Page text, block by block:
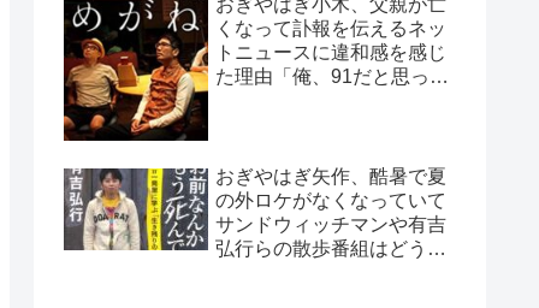
くなって訃報を伝えるネッ
トニュースに違和感を感じ
た理由「俺、91だと思って
おぎやはぎ矢作、酷暑で夏
の外ロケがなくなっていて
サンドウィッチマンや有吉
弘行らの散歩番組はどうし